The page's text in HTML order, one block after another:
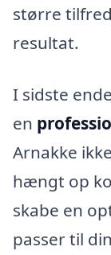
større
resultat.
I sidste
en
Arnakke
hængt op
skabe en
passer til